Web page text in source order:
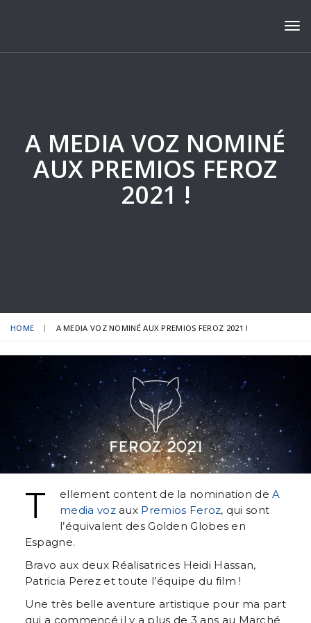
A MEDIA VOZ NOMINÉ
AUX PREMIOS FEROZ
2021 !
HOME A MEDIA VOZ NOMINÉ AUX PREMIOS FEROZ 2021 !
T ellement content de la nomination deA
media vozaux Premios Feroz, qui sont
l’équivalent des Golden Globes en
Espagne.
Bravo aux deux Réalisatrices Heidi Hassan,
Patricia Perez et toute l’équipe du film !
Une très belle aventure artistique pour ma part
qui a commencé il y a plus de 3 ans au Marché